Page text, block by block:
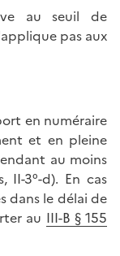
au seuil de
pas aux
en numéraire
et en pleine
au moins
II-3°-d). En cas
dans le délai de
au III-B § 155